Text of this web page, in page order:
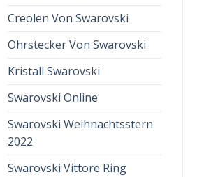
Creolen Von Swarovski
Ohrstecker Von Swarovski
Kristall Swarovski
Swarovski Online
Swarovski Weihnachtsstern
2022
Swarovski Vittore Ring